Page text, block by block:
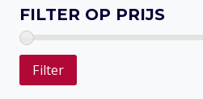
FILTER OP PRIJS
Filter